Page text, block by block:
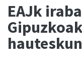
EAJk